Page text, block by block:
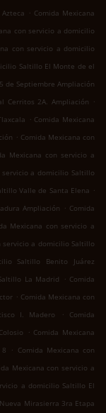
. Comida Mexicana
con servicio a domicilio
con servicio a domicilio
Saltillo El Monte de el
de Septiembre Ampliación
Cerritos 2A. Ampliación .
. Comida Mexicana
. Comida Mexicana con
Mexicana con servicio a
servicio a domicilio Saltillo
Valle de Santa Elena .
Ampliación . Comida
Mexicana con servicio a
servicio a domicilio Saltillo
Saltillo Benito Juárez
La Madrid . Comida
. Comida Mexicana con
I. Madero
.
Comida
. Comida Mexicana
. Comida Mexicana con
Mexicana con servicio a
a domicilio Saltillo El
Mirasierra 3ra Etapa